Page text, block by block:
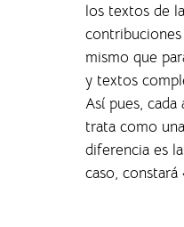
los textos de
mismo que
y textos
Así pues,
trata como
diferencia es
caso,